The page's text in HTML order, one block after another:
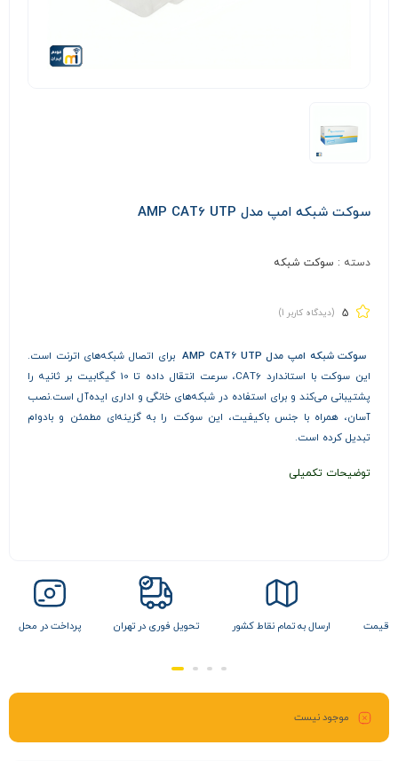
سوکت شبکه امپ مدل AMP CAT6 UTP
دسته : سوکت شبکه
5 (دیدگاه کاربر 1
)
سوکت شبکه امپ مدل AMP CAT6 UTP
برای اتصال شبکه‌های اترنت است.
این سوکت با استاندارد CAT6، سرعت انتقال داده تا 10 گیگابیت بر ثانیه را
پشتیبانی می‌کند و برای استفاده در شبکه‌های خانگی و اداری ایده‌آل است.نصب
آسان، همراه با جنس باکیفیت، این سوکت را به گزینه‌ای مطمئن و بادوام
تبدیل کرده است.
توضیحات تکمیلی
قیمت ارسال به تمام نقاط کشور تحویل فوری در تهران پرداخت در محل
موجود نیست